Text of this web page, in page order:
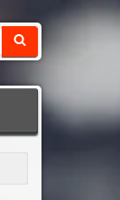
Sökfras: